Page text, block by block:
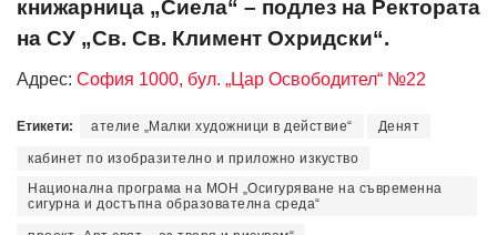
книжарница „Сиела“ – подлез на Ректората
на СУ „Св. Св. Климент Охридски“.
Адрес: София 1000, бул. „Цар Освободител“ №22
Етикети: ателие „Малки художници в действие“ Денят
кабинет по изобразително и приложно изкуство
Национална програма на МОН „Осигуряване на съвременна
сигурна и достъпна образователна среда“